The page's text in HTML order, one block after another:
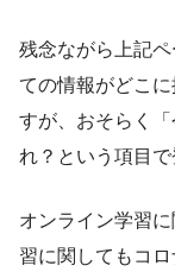
残念ながら上記
ての情報がどこ
すが、おそらく
れ？という項目
オンライン学習
習に関してもコ